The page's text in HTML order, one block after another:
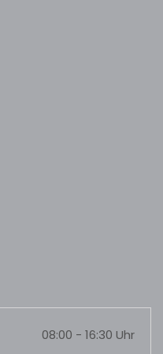
08:00 - 16:30 Uhr